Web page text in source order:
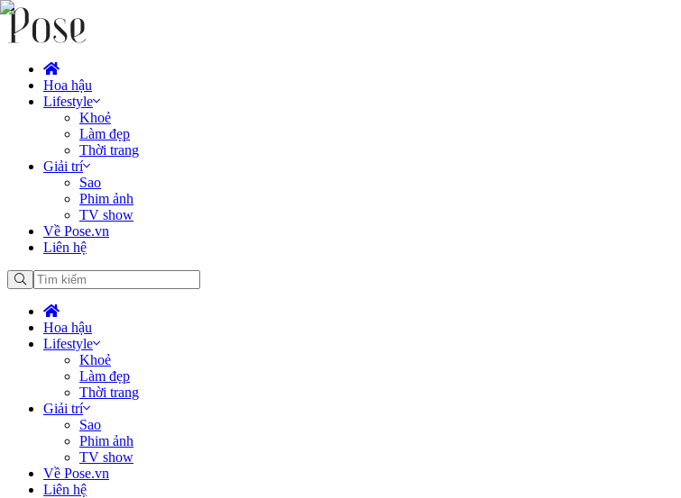
Hoa hậu
Lifestyle
Khoẻ
Làm đẹp
Thời trang
Giải trí
Sao
Phim ảnh
TV show
Về Pose.vn
Liên hệ
Hoa hậu
Lifestyle
Khoẻ
Làm đẹp
Thời trang
Giải trí
Sao
Phim ảnh
TV show
Về Pose.vn
Liên hệ